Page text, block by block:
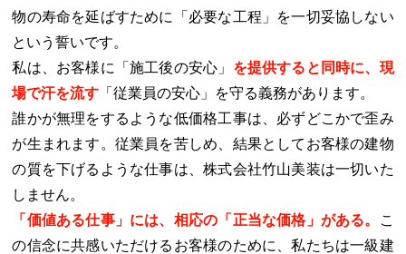
物の寿命を延ばすために「必要な工程」を一切妥協しない
という誓いです。
私は、お客様に「施工後の安心」 を提供すると同時に、現
場で汗を流す 「従業員の安心」を守る義務があります。
誰かが無理をするような低価格工事は、必ずどこかで歪み
が生まれます。従業員を苦しめ、結果としてお客様の建物
の質を下げるような仕事は、株式会社竹山美装は一切いた
しません。
「価値ある仕事」には、相応の「正当な価格」がある。
こ
の信念に共感いただけるお客様のために、私たちは一級建